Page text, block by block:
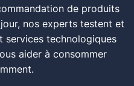
de produits
nos experts testent et
services technologiques
aider à consommer